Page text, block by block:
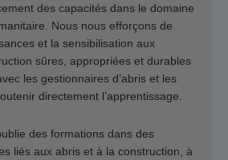
des capacités dans le domaine
Nous nous efforçons de
et la sensibilisation aux
sûres, appropriées et durables
les gestionnaires d’abris et les
directement l’apprentissage.
des formations dans des
liés aux abris et à la construction, à